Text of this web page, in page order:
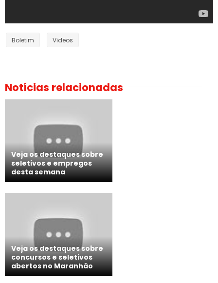
Boletim Videos
Notícias relacionadas
Veja os destaques sobre
seletivos e empregos
desta semana
Veja os destaques sobre
concursos e seletivos
abertos no Maranhão